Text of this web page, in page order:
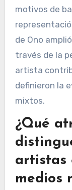
motivos de
de Ono
través de la
artista
definieron la
mixtos.
¿Qué
artistas
medios